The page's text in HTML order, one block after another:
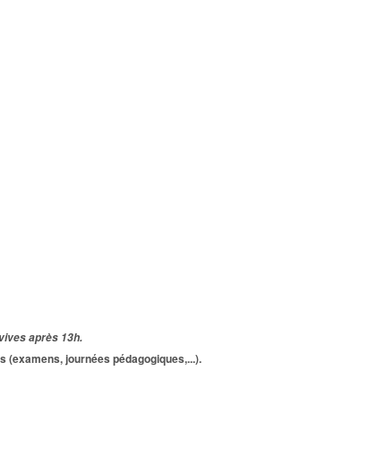
après 13h.
journées pédagogiques,...).